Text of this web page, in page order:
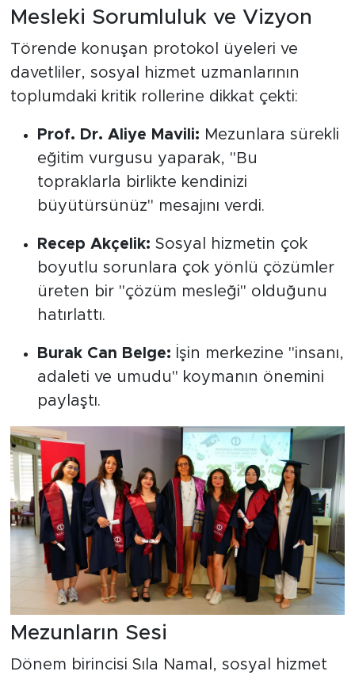
Mesleki Sorumluluk ve Vizyon
Törende konuşan protokol üyeleri ve
davetliler, sosyal hizmet uzmanlarının
toplumdaki kritik rollerine dikkat çekti:
Prof. Dr. Aliye Mavili: Mezunlara sürekli
eğitim vurgusu yaparak, "Bu
topraklarla birlikte kendinizi
büyütürsünüz" mesajını verdi.
Recep Akçelik: Sosyal hizmetin çok
boyutlu sorunlara çok yönlü çözümler
üreten bir "çözüm mesleği" olduğunu
hatırlattı.
Burak Can Belge: İşin merkezine "insanı,
adaleti ve umudu" koymanın önemini
paylaştı.
Mezunların Sesi
Dönem birincisi Sıla Namal, sosyal hizmet